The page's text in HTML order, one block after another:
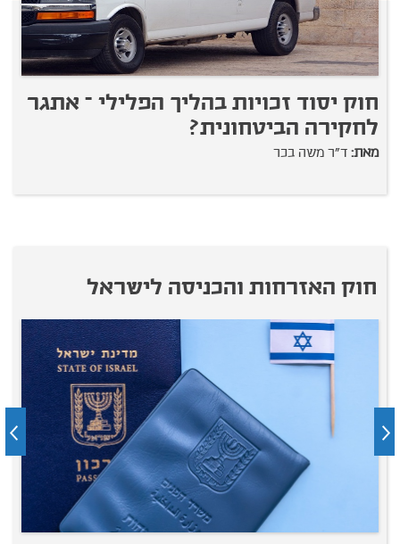
חוק יסוד זכויות בהליך הפלילי – אתגר
לחקירה הביטחונית?
מאת: ד"ר משה בכר
חוק האזרחות והכניסה לישראל